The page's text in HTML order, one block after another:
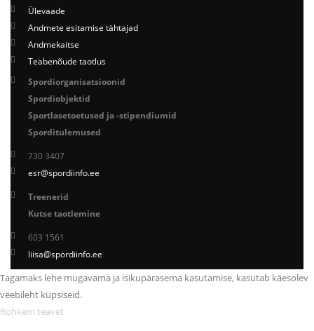
Ülevaade
Andmete esitamise tähtajad
Andmekaitse
Teabenõude taotlus
Spordiorganisatsioonid
Spordiobjektid
Sportlasetoetused ja -stipendiumid
Sporditulemused
730 3407
esr@spordiinfo.ee
Treenerid
Kutse taotlemine
603 1561
liisa@spordiinfo.ee
Tagamaks lehe mugavama ja isikupärasema kasutamise, kasutab käesolev
veebileht küpsiseid.
Rohkem teavet